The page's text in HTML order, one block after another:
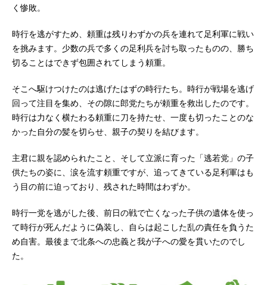
く惨敗。
時行を逃がすため、頼重は残りわずかの兵を連れて足利軍に戦い
を挑みます。少数の兵で多くの足利兵を討ち取ったものの、勝ち
切ることはできず包囲されてしまう頼重。
そこへ駆けつけたのは逃げたはずの時行たち。時行が戦場を逃げ
回って注目を集め、その隙に郎党たちが頼重を救出したのです。
時行は力なく横たわる頼重に刀を持たせ、一度も切ったことのな
かった自分の髪を切らせ、親子の契りを結びます。
主君に親を認められたこと、そして立派に育った「逃若党」の子
供たちの姿に、涙を流す頼重ですが、追ってきている足利軍はも
う目の前に迫っており、残された時間はわずか。
時行一党を逃がした後、前日の戦で亡くなった子供の遺体を使っ
て時行が死んだように偽装し、自らは起こした乱の責任を負うた
め自害。最後まで北条への忠義と我が子への愛を貫いたのでし
た。